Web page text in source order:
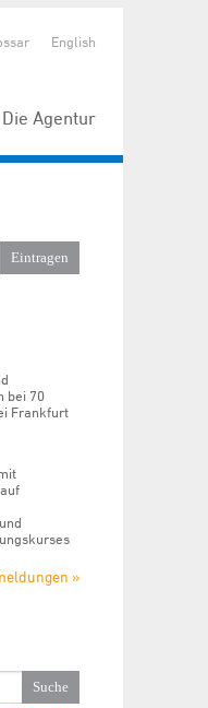
English
Die Agentur
bei 70
Frankfurt
»